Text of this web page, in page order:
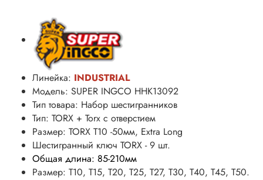
Линейка: INDUSTRIAL
Модель: SUPER INGCO HHK13092
Тип товара: Набор шестигранников
Тип: TORX + Torx с отверстием
Размер: TORX T10 -50мм, Extra Long
Шестигранный ключ TORX - 9 шт.
Общая длина: 85-210мм
Размер: T10, T15, T20, T25, T27, T30, T40, T45, T50.